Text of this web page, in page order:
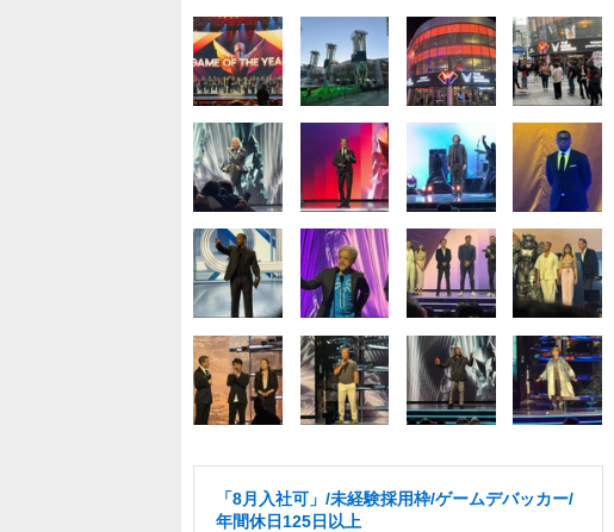
「8月入社可」/未経験採用枠/ゲームデバッカー/
年間休日125日以上